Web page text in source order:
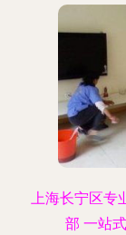
上海长宁区专
部 一站